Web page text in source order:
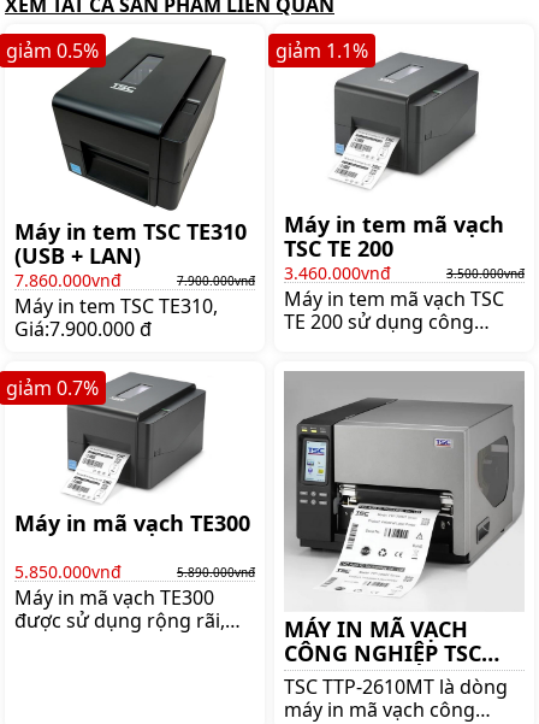
Máy in tem TSC TE310
(USB + LAN)
7.860.000vnđ 7.900.000vnđ
Máy in tem TSC TE310,
Giá:7.900.000 đ
giảm 0.5%
Máy in tem mã vạch
TSC TE 200
3.460.000vnđ 3.500.000vnđ
Máy in tem mã vạch TSC
TE 200 sử dụng công
đại, tiên tiến cho chất
ra, máy in mã vạch mini TE
200 có thiết kế nhỏ gọn,
dễ dàng sử dụng cực tiện
dụng, Giá:3.350.000 đ
giảm 1.1%
Máy in mã vạch TE300
5.850.000vnđ 5.890.000vnđ
Máy in mã vạch TE300
được sử dụng rộng rãi,
giảm 0.7%
MÁY IN MÃ VẠCH
CÔNG NGHIỆP TSC
TTP-2610MT
TSC TTP-2610MT là dòng
máy in mã vạch công